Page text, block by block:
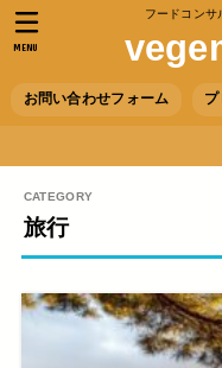
フードコンサ
お問い合わせフォーム プ
MENU
旅行